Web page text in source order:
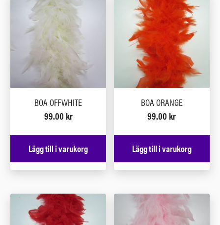
BOA OFFWHITE
99.00 kr
Lägg till i varukorg
BOA ORANGE
99.00 kr
Lägg till i varukorg